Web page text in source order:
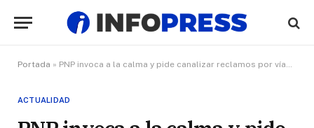
Portada » PNP invoca a la calma y pide canalizar reclamos por vías legales en el proceso electoral
ACTUALIDAD